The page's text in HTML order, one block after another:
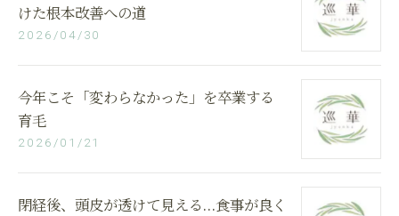
けた根本改善への道
2026/04/30
今年こそ「変わらなかった」を卒業する
育毛
2026/01/21
閉経後、頭皮が透けて見える…食事が良く